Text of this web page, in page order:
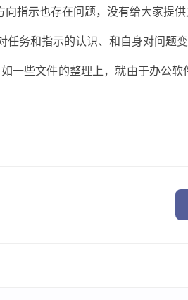
指示也存在问题，没有给大家提供
务和指示的认识、和自身对问题变
一些文件的整理上，就由于办公软
逝，转眼间试用期接近尾声。回首